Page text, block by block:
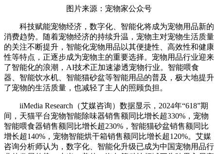
图片来源：宠物家公众号
科技赋能宠物经济，数字化、智能化将成为宠物用品新的
消费趋势。随着宠物经济的持续升温，宠物主对宠物生活质量
的关注不断提升，智能化宠物用品以其便捷性、高效性和健康
性等特点，正逐步成为宠物主的重要选择。宠物用品行业迎来
了智能化的浪潮，AI技术正加速渗透宠物行业。智能喂食
器、智能饮水机、智能猫砂盆等智能用品的普及，极大地提升
了宠物的生活质量，也减轻了主人的照顾负担。
iiMedia Research（艾媒咨询）数据显示，2024年“618”期
间，天猫平台宠物智能除味器销售额同比增长超330%，宠物
智能喂食器销售额同比增长超230%，智能猫砂盆销售额同比
增长超140%，宠物智能烘干箱销售额同比增长超120%。艾媒
咨询分析师认为，数字化、智能化升级已成为中国宠物用品行